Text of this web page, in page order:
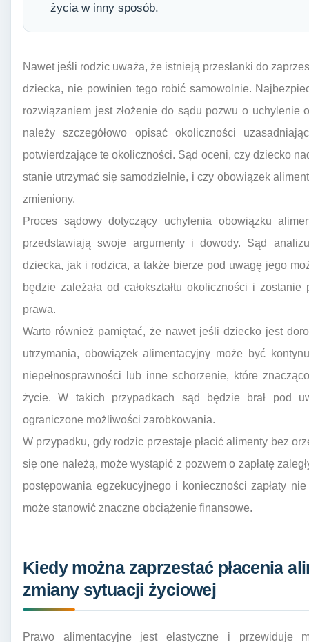
życia w inny sposób.
Nawet jeśli rodzic uważa, że istnieją przesłanki do
dziecka, nie powinien tego robić samowolnie.
rozwiązaniem jest złożenie do sądu pozwu o uchylenie
należy szczegółowo opisać okoliczności
potwierdzające te okoliczności. Sąd oceni, czy dziecko
stanie utrzymać się samodzielnie, i czy obowiązek
zmieniony.
Proces sądowy dotyczący uchylenia obowiązku
przedstawiają swoje argumenty i dowody. Sąd
dziecka, jak i rodzica, a także bierze pod uwagę jego
będzie zależała od całokształtu okoliczności i
prawa.
Warto również pamiętać, że nawet jeśli dziecko jest
utrzymania, obowiązek alimentacyjny może być
niepełnosprawności lub inne schorzenie, które
życie. W takich przypadkach sąd będzie brał pod
ograniczone możliwości zarobkowania.
W przypadku, gdy rodzic przestaje płacić alimenty bez
się one należą, może wystąpić z pozwem o zapłatę
postępowania egzekucyjnego i konieczności zapłaty
może stanowić znaczne obciążenie finansowe.
Kiedy można zaprzestać płacenia
zmiany sytuacji życiowej
Prawo alimentacyjne jest elastyczne i przewiduje